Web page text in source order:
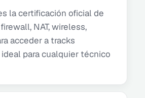
la certificación oficial de
NAT, wireless,
acceder a tracks
para cualquier técnico